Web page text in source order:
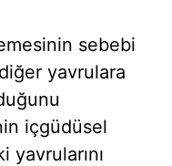
sebebi
yavrulara
içgüdüsel
yavrularını